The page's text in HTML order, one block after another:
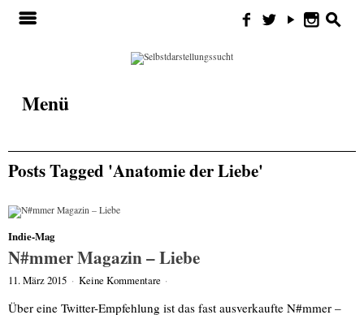
f w y n s
m
Menü
Posts Tagged 'Anatomie der Liebe'
Indie-Mag
N#mmer Magazin – Liebe
11. März 2015 · Keine Kommentare ·
Über eine Twitter-Empfehlung ist das fast ausverkaufte N#mmer –